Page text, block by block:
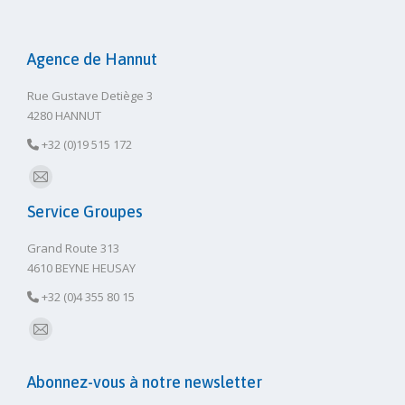
Agence de Hannut
Rue Gustave Detiège 3
4280 HANNUT
+32 (0)19 515 172
E-
mail
Service Groupes
Grand Route 313
4610 BEYNE HEUSAY
+32 (0)4 355 80 15
E-
Abonnez-vous à notre newsletter